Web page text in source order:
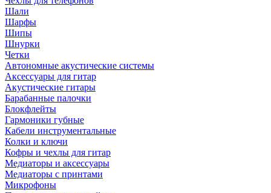
Шали
Шарфы
Шипы
Шнурки
Четки
Автономные акустические системы
Аксессуары для гитар
Акустические гитары
Барабанные палочки
Блокфлейты
Гармоники губные
Кабели инструментальные
Колки и ключи
Кофры и чехлы для гитар
Медиаторы и аксессуары
Медиаторы с принтами
Микрофоны